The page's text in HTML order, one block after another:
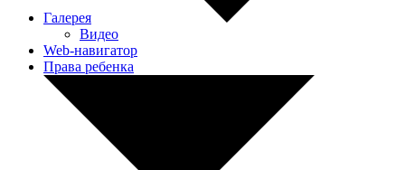
Галерея
Видео
Web-навигатор
Права ребенка